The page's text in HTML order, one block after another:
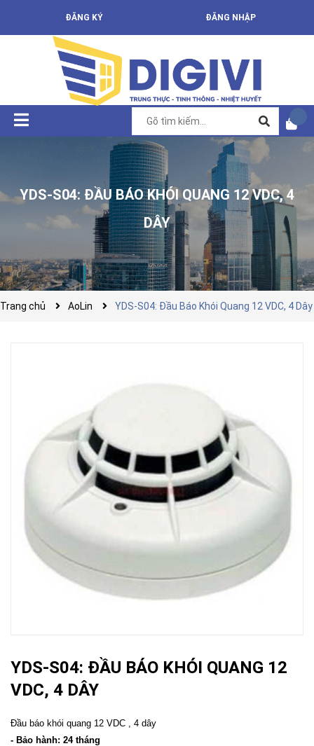
ĐĂNG KÝ ĐĂNG NHẬP
YDS-S04: ĐẦU BÁO KHÓI QUANG 12 VDC, 4
DÂY
Trang chủ AoLin YDS-S04: Đầu Báo Khói Quang 12 VDC, 4 Dây
YDS-S04: ĐẦU BÁO KHÓI QUANG 12
VDC, 4 DÂY
Đầu báo khói quang 12 VDC , 4 dây
- Bảo hành: 24 tháng